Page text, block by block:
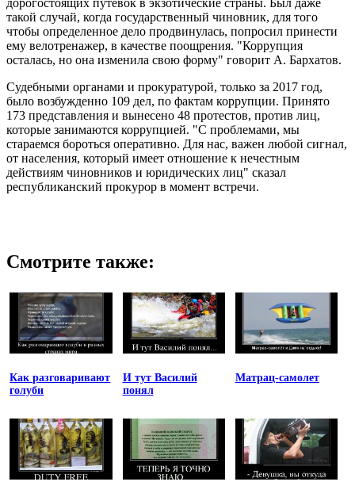
дорогостоящих путевок в экзотические страны. Был даже
такой случай, когда государственный чиновник, для того
чтобы определенное дело продвинулась, попросил принести
ему велотренажер, в качестве поощрения. "Коррупция
осталась, но она изменила свою форму" говорит А. Бархатов.
Судебными органами и прокуратурой, только за 2017 год,
было возбужденно 109 дел, по фактам коррупции. Принято
173 представления и вынесено 48 протестов, против лиц,
которые занимаются коррупцией. "С проблемами, мы
стараемся бороться оперативно. Для нас, важен любой сигнал,
от населения, который имеет отношение к нечестным
действиям чиновников и юридических лиц" сказал
республиканский прокурор в момент встречи.
Смотрите также:
Как разговаривают
голуби
И тут Василий
понял
Матрац-самолет